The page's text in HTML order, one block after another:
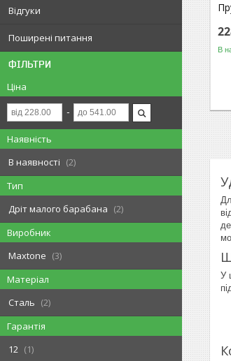
Відгуки
Поширені питання
ФІЛЬТРИ
Ціна
Наявність
В наявності
2
Тип
Дріт малого барабана
2
Виробник
Maxtone
3
Матеріал
Сталь
2
Гарантія
12
1
В
У